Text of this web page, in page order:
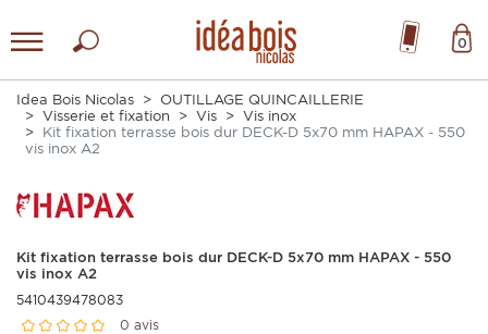
0
Idea Bois Nicolas
OUTILLAGE QUINCAILLERIE
Visserie et fixation
Vis
Vis inox
Kit fixation terrasse bois dur DECK-D 5x70 mm HAPAX - 550
vis inox A2
Kit fixation terrasse bois dur DECK-D 5x70 mm HAPAX - 550
vis inox A2
5410439478083
0 avis